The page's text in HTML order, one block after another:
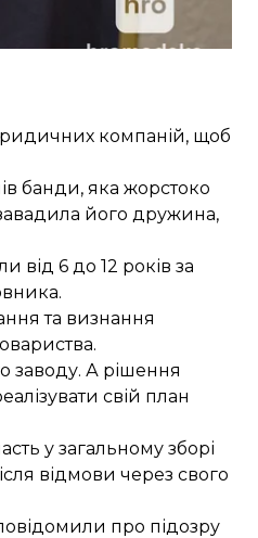
компаній, щоб
банди, яка жорстоко
його дружина,
від 6 до 12 років за
та визнання
заводу. А рішення
свій план
у загальному зборі
відмови через свого
про підозру